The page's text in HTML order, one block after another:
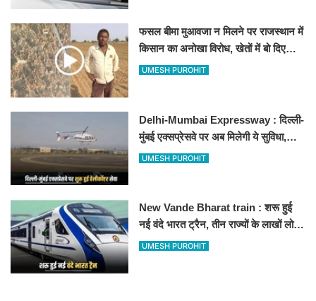
फसल बीमा मुआवजा न मिलने पर राजस्थान में
किसान का अनोखा विरोध, खेतों में बो दिए
500-500 रुपए के नोट, वीडियो वायरल
UMESH PUROHIT
Delhi-Mumbai Expressway : दिल्ली-
मुंबई एक्सप्रेसवे पर अब मिलेगी ये सुविधा,
हेलीकॉप्टर सर्विस से तुरंत घायल पहुंचेगा
UMESH PUROHIT
New Vande Bharat train : शरू हुई
नई वंदे भारत ट्रैन, तीन राज्यों के लाखों लोगों
का सफर होगा आसान, देखें पूरा रूटमैप
UMESH PUROHIT